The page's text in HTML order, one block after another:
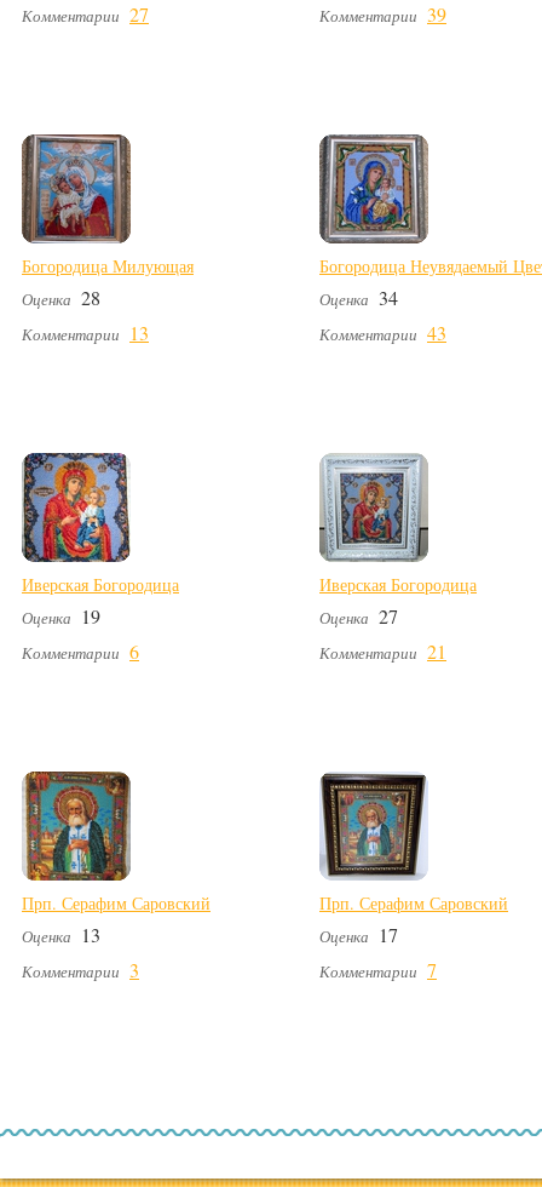
Комментарии 27 Комментарии 39
Богородица Милующая
Оценка 28
Комментарии 13
Богородица Неувядаемый
Оценка 34
Комментарии 43
Иверская Богородица
Оценка 19
Комментарии 6
Иверская Богородица
Оценка 27
Комментарии 21
Прп. Серафим Саровский
Оценка 13
Комментарии 3
Прп. Серафим Саровский
Оценка 17
Комментарии 7